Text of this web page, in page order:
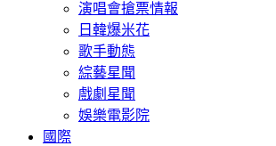
演唱會搶票情報
日韓爆米花
歌手動態
綜藝星聞
戲劇星聞
娛樂電影院
國際